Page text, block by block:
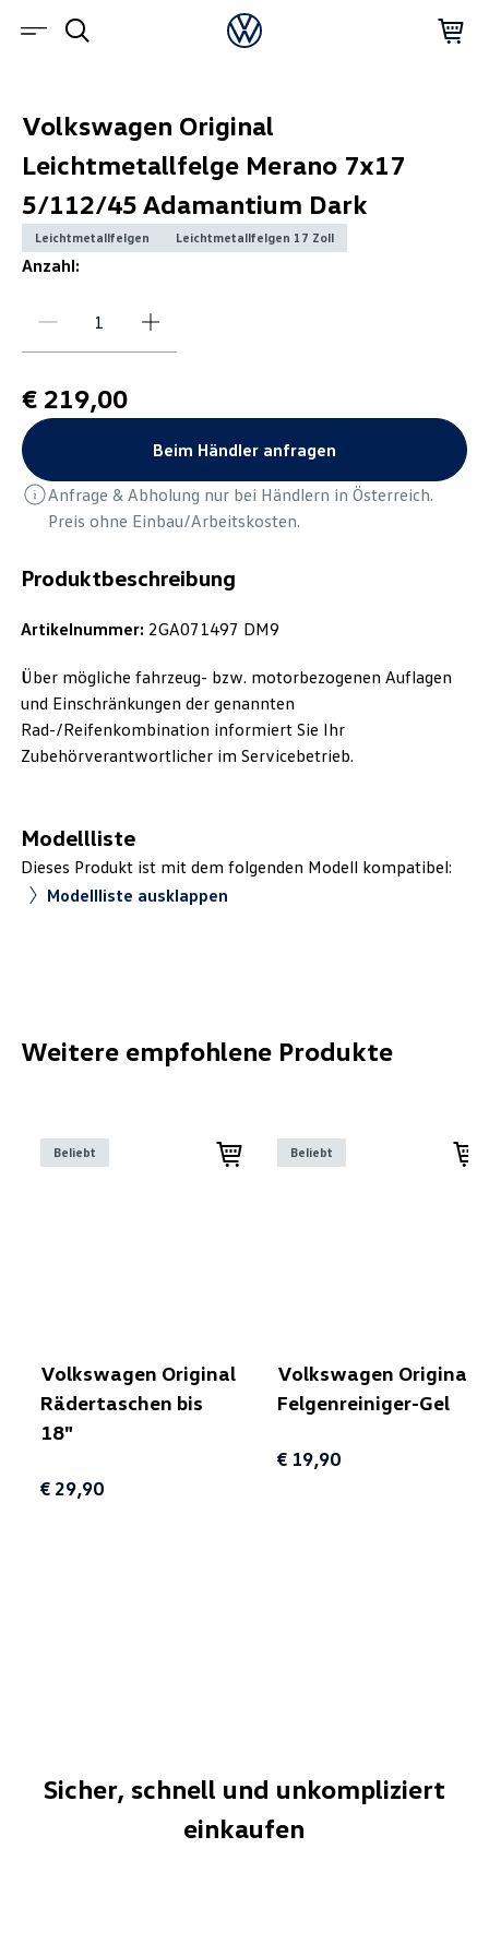
Produktbeschreibung
Artikelnummer: 2GA071497 DM9
Über mögliche fahrzeug- bzw. motorbezogenen Auflagen
und Einschränkungen der genannten
Rad-/Reifenkombination informiert Sie Ihr
Zubehörverantwortlicher im Servicebetrieb.
Modellliste
Dieses Produkt ist mit dem folgenden Modell kompatibel:
Modellliste ausklappen
Volkswagen Original
Leichtmetallfelge Merano 7x17
5/112/45 Adamantium Dark
Leichtmetallfelgen Leichtmetallfelgen 17 Zoll
Anzahl:
€ 219,00
Beim Händler anfragen
Anfrage & Abholung nur bei Händlern in Österreich.
Preis ohne Einbau/Arbeitskosten.
Weitere empfohlene Produkte
Beliebt
Volkswagen Original
Rädertaschen bis
18"
€ 29,90
Beliebt
Volkswagen Original
Felgenreiniger-Gel
€ 19,90
Sicher, schnell und unkompliziert
einkaufen